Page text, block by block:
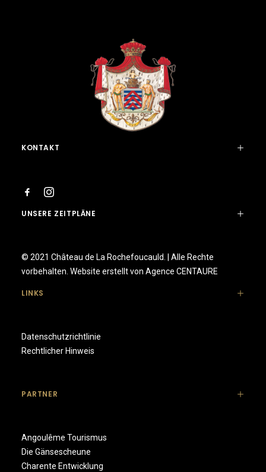
KONTAKT
UNSERE ZEITPLÄNE
© 2021 Château de La Rochefoucauld. | Alle Rechte
vorbehalten. Website erstellt von Agence CENTAURE
LINKS
Datenschutzrichtlinie
Rechtlicher Hinweis
PARTNER
Angoulême Tourismus
Die Gänsescheune
Charente Entwicklung